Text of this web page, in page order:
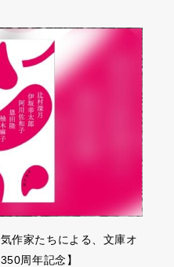
作家たちによる、文庫オ
周年記念】